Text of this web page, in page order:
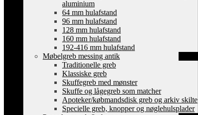
aluminium
64 mm hulafstand
96 mm hulafstand
128 mm hulafstand
160 mm hulafstand
192-416 mm hulafstand
Møbelgreb messing antik
Traditionelle greb
Klassiske greb
Skuffegreb med mønster
Skuffe og lågegreb som matcher
Apoteker/købmandsdisk greb og arkiv skilte
Specielle greb, knopper og nøglehulsplader